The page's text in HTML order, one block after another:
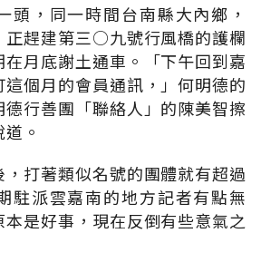
頭，同一時間台南縣大內鄉，
正趕建第三○九號行風橋的護欄
月底謝土通車。「下午回到嘉
個月的會員通訊，」何明德的
行善團「聯絡人」的陳美智擦
。
，打著類似名號的團體就有超過
駐派雲嘉南的地方記者有點無
是好事，現在反倒有些意氣之